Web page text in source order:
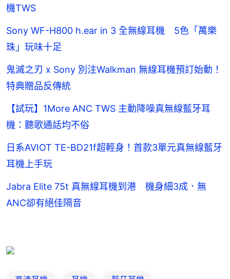
機TWS
Sony WF-H800 h.ear in 3 全無線耳機 5色「萬樂
珠」玩味十足
鬼滅之刃 x Sony 別注Walkman 無線耳機預訂始動！
特典贈品反傳統
【試玩】1More ANC TWS 主動降噪真無線藍牙耳
機：聽歌通話均不俗
日系AVIOT TE-BD21f超輕身！首款3單元真無線藍牙
耳機上手玩
Jabra Elite 75t 真無線耳機到港 機身細3成．無
ANC卻有絕佳隔音